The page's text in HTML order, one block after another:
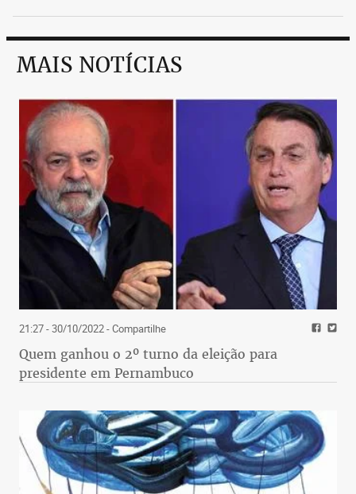
MAIS NOTÍCIAS
21:27 - 30/10/2022- Compartilhe
Quem ganhou o 2º turno da eleição para
presidente em Pernambuco